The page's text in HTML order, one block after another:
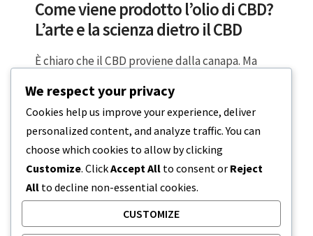
Come viene prodotto l’olio di CBD?
L’arte e la scienza dietro il CBD
È chiaro che il CBD proviene dalla canapa. Ma
prendere piante verdi…
5 MINUTI DI LETTURA 20 MARZO 2024
We respect your privacy
Cookies help us improve your experience, deliver
personalized content, and analyze traffic. You can
choose which cookies to allow by clicking
Customize. ClickAccept All to consent or Reject
All to decline non-essential cookies.
CUSTOMIZE